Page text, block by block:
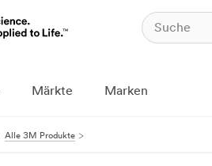
Märkte Marken
Alle 3M Produkte